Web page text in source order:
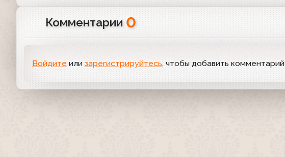
Комментарии 0
Войдите или зарегистрируйтесь, чтобы добавить комментарий